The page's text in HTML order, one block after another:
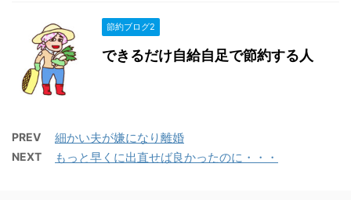
節約ブログ2
できるだけ自給自足で節約する人
PREV 細かい夫が嫌になり離婚
NEXT もっと早くに出直せば良かったのに・・・